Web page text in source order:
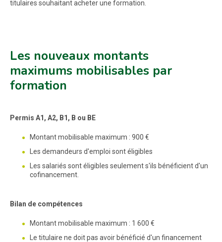
titulaires souhaitant acheter une formation.
Les nouveaux montants
maximums mobilisables par
formation
Permis A1, A2, B1, B ou BE
Montant mobilisable maximum : 900 €
Les demandeurs d'emploi sont éligibles
Les salariés sont éligibles seulement s'ils bénéficient d'un
cofinancement.
Bilan de compétences
Montant mobilisable maximum : 1 600 €
Le titulaire ne doit pas avoir bénéficié d'un financement